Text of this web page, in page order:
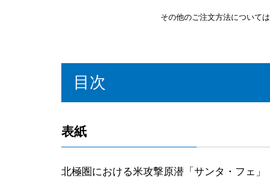
その他のご注文方法については
目次
表紙
北極圏における米攻撃原潜「サンタ・フェ」